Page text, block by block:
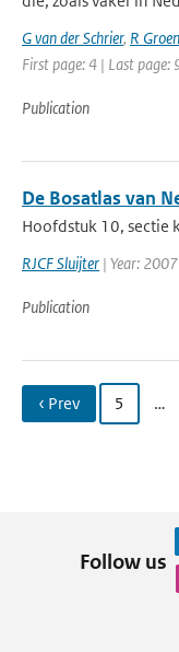
G van der Schrier, R
First page: 4 | Last page:
Publication
De Bosatlas van
Hoofdstuk 10, sectie
RJCF Sluijter | Year: 2007
Publication
‹ Prev 5 …
Follow us